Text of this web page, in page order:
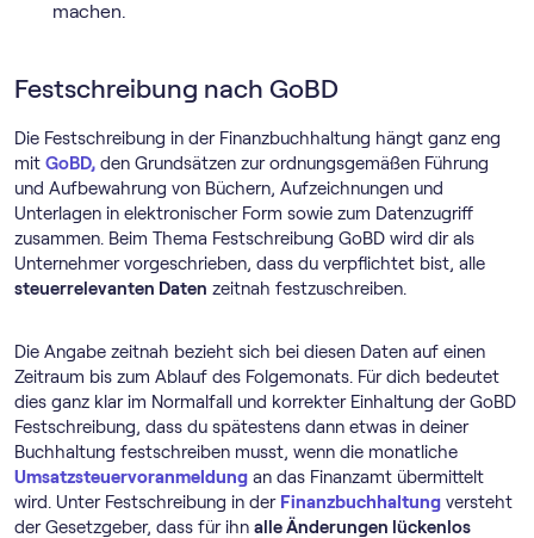
machen.
Festschreibung nach GoBD
Die Festschreibung in der Finanzbuchhaltung hängt ganz eng
mit GoBD, den Grundsätzen zur ordnungsgemäßen Führung
und Aufbewahrung von Büchern, Aufzeichnungen und
Unterlagen in elektronischer Form sowie zum Datenzugriff
zusammen. Beim Thema Festschreibung GoBD wird dir als
Unternehmer vorgeschrieben, dass du verpflichtet bist, alle
steuerrelevanten Daten zeitnah festzuschreiben.
Die Angabe zeitnah bezieht sich bei diesen Daten auf einen
Zeitraum bis zum Ablauf des Folgemonats. Für dich bedeutet
dies ganz klar im Normalfall und korrekter Einhaltung der GoBD
Festschreibung, dass du spätestens dann etwas in deiner
Buchhaltung festschreiben musst, wenn die monatliche
Umsatz­steuer­voranmeldung an das Finanzamt übermittelt
wird. Unter Festschreibung in der Finanzbuchhaltung versteht
der Gesetzgeber, dass für ihn alle Änderungen lückenlos